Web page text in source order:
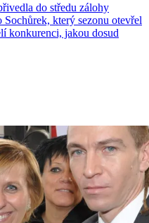
do středu zálohy
který sezonu otevřel
konkurenci, jakou dosud